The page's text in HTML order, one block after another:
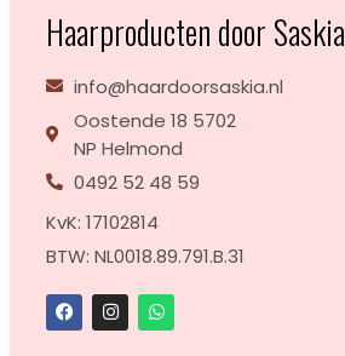
Haarproducten door Saskia
info@haardoorsaskia.nl
Oostende 18 5702
NP Helmond
0492 52 48 59
KvK: 17102814
BTW: NL0018.89.791.B.31